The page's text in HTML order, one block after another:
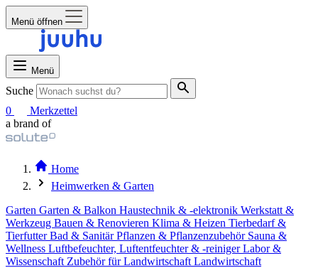
Menü öffnen
Menü
Suche
0
Merkzettel
a brand of
Home
Heimwerken & Garten
Garten Garten & Balkon Haustechnik & -elektronik Werkstatt &
Werkzeug Bauen & Renovieren Klima & Heizen Tierbedarf &
TierfutterBad & SanitärPflanzen & Pflanzenzubehör Sauna &
Wellness Luftbefeuchter, Luftentfeuchter & -reinigerLabor &
Wissenschaft Zubehör für Landwirtschaft Landwirtschaft